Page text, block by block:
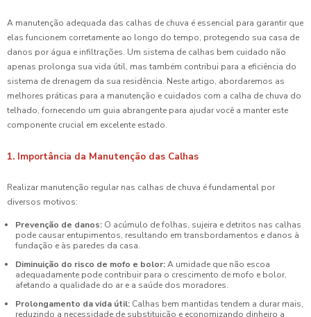
A manutenção adequada das calhas de chuva é essencial para garantir que
elas funcionem corretamente ao longo do tempo, protegendo sua casa de
danos por água e infiltrações. Um sistema de calhas bem cuidado não
apenas prolonga sua vida útil, mas também contribui para a eficiência do
sistema de drenagem da sua residência. Neste artigo, abordaremos as
melhores práticas para a manutenção e cuidados com a calha de chuva do
telhado, fornecendo um guia abrangente para ajudar você a manter este
componente crucial em excelente estado.
1. Importância da Manutenção das Calhas
Realizar manutenção regular nas calhas de chuva é fundamental por
diversos motivos:
Prevenção de danos: O acúmulo de folhas, sujeira e detritos nas calhas
pode causar entupimentos, resultando em transbordamentos e danos à
fundação e às paredes da casa.
Diminuição do risco de mofo e bolor:A umidade que não escoa
adequadamente pode contribuir para o crescimento de mofo e bolor,
afetando a qualidade do ar e a saúde dos moradores.
Prolongamento da vida útil: Calhas bem mantidas tendem a durar mais,
reduzindo a necessidade de substituição e economizando dinheiro a